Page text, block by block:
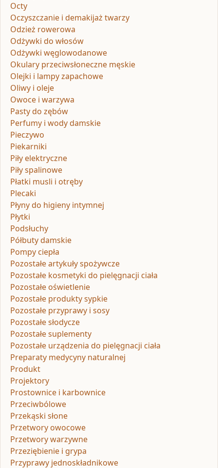
Octy
Oczyszczanie i demakijaż twarzy
Odzież rowerowa
Odżywki do włosów
Odżywki węglowodanowe
Okulary przeciwsłoneczne męskie
Olejki i lampy zapachowe
Oliwy i oleje
Owoce i warzywa
Pasty do zębów
Perfumy i wody damskie
Pieczywo
Piekarniki
Piły elektryczne
Piły spalinowe
Płatki musli i otręby
Plecaki
Płyny do higieny intymnej
Płytki
Podsłuchy
Półbuty damskie
Pompy ciepła
Pozostałe artykuły spożywcze
Pozostałe kosmetyki do pielęgnacji ciała
Pozostałe oświetlenie
Pozostałe produkty sypkie
Pozostałe przyprawy i sosy
Pozostałe słodycze
Pozostałe suplementy
Pozostałe urządzenia do pielęgnacji ciała
Preparaty medycyny naturalnej
Produkt
Projektory
Prostownice i karbownice
Przeciwbólowe
Przekąski słone
Przetwory owocowe
Przetwory warzywne
Przeziębienie i grypa
Przyprawy jednoskładnikowe